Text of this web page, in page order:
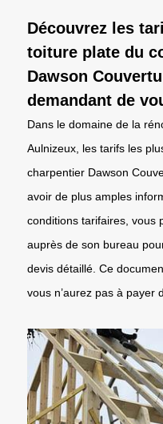
Découvrez les
toiture plate du
Dawson
demandant de
Dans le domaine de la
Aulnizeux, les tarifs les
charpentier Dawson
avoir de plus amples
conditions tarifaires, vous
auprès de son bureau
devis détaillé. Ce
vous n’aurez pas à payer